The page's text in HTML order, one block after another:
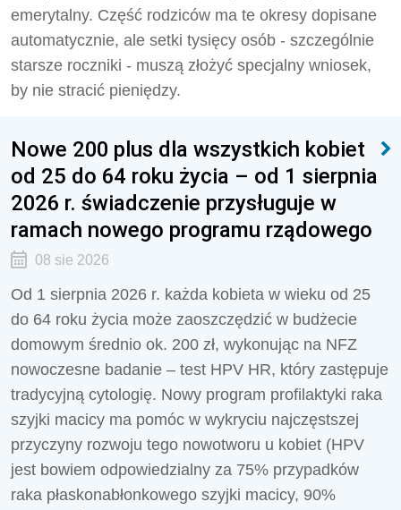
emerytalny. Część rodziców ma te okresy dopisane
automatycznie, ale setki tysięcy osób - szczególnie
starsze roczniki - muszą złożyć specjalny wniosek,
by nie stracić pieniędzy.
Nowe 200 plus dla wszystkich kobiet
od 25 do 64 roku życia – od 1 sierpnia
2026 r. świadczenie przysługuje w
ramach nowego programu rządowego
08 sie 2026
Od 1 sierpnia 2026 r. każda kobieta w wieku od 25
do 64 roku życia może zaoszczędzić w budżecie
domowym średnio ok. 200 zł, wykonując na NFZ
nowoczesne badanie – test HPV HR, który zastępuje
tradycyjną cytologię. Nowy program profilaktyki raka
szyjki macicy ma pomóc w wykryciu najczęstszej
przyczyny rozwoju tego nowotworu u kobiet (HPV
jest bowiem odpowiedzialny za 75% przypadków
raka płaskonabłonkowego szyjki macicy, 90%